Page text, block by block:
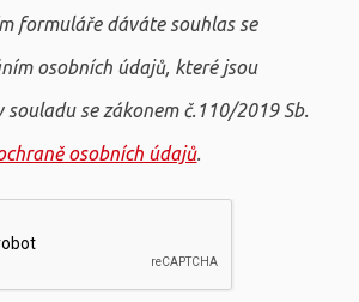
formuláře dáváte souhlas se
osobních údajů, které jsou
souladu se zákonem č.110/2019 Sb.
osobních údajů.